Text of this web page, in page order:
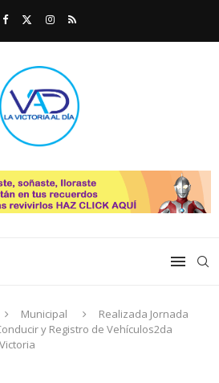
Municipal
Realizada Jornada
y Registro de Vehículos2da